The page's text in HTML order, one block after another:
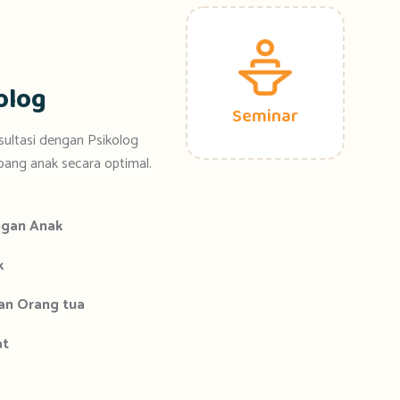
dengan Psikolog
anaksecaraoptimal.
Anak
Orang tua
Seminar